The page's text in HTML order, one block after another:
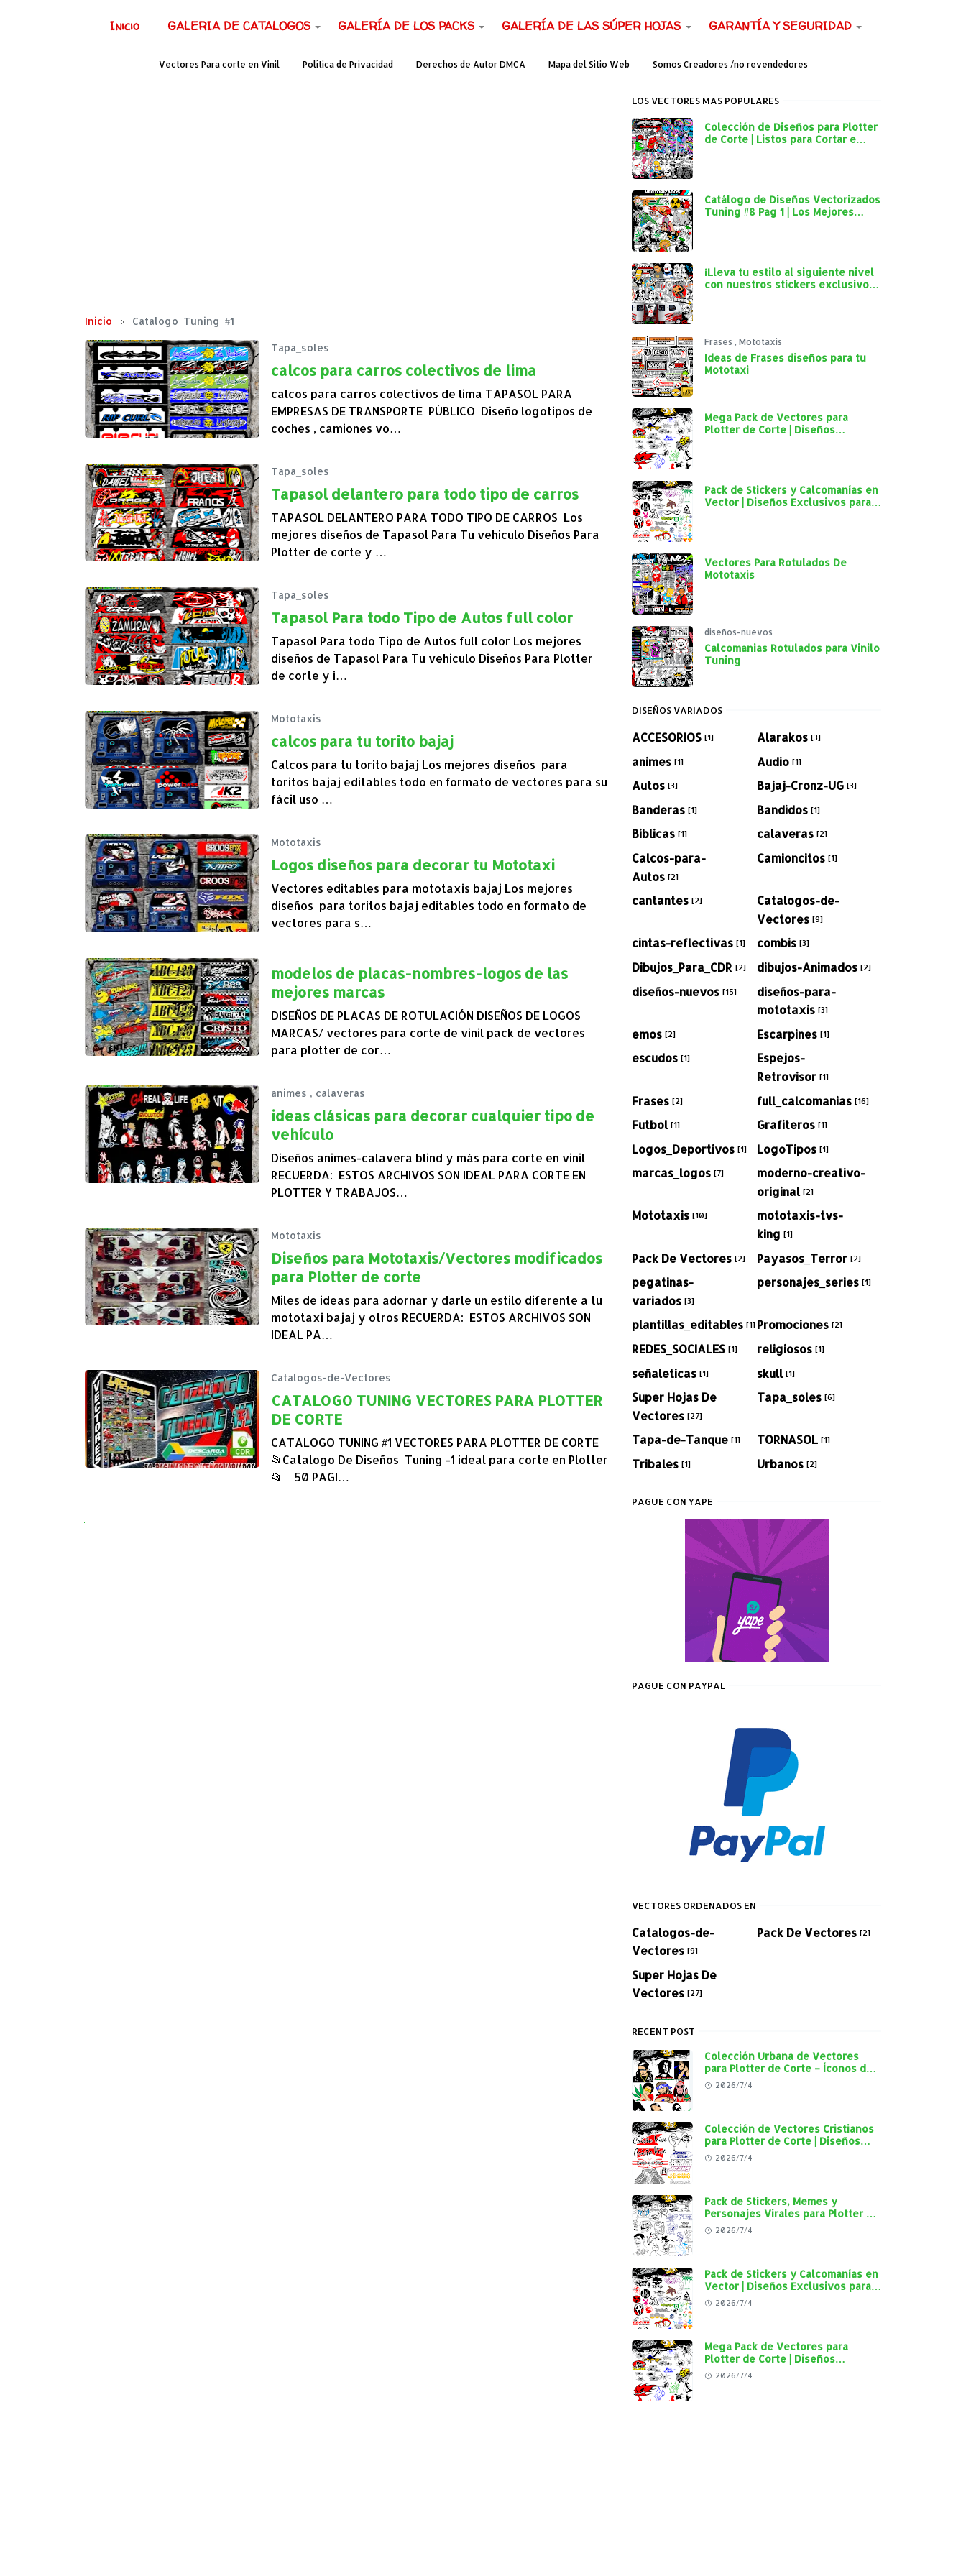
Inicio GALERIA DE CATALOGOS GALERÍA DE LOS PACKS GALERÍA DE LAS SÚPER HOJAS GARANTÍA Y SEGURIDAD
Vectores Para corte en Vinil Política de Privacidad Derechos de Autor DMCA Mapa del Sitio Web Somos Creadores /no revendedores
Inicio Catalogo_Tuning_#1
Tapa_soles
calcos para carros colectivos de lima
calcos para carros colectivos de lima TAPASOL PARA
EMPRESAS DE TRANSPORTE PÚBLICO Diseño logotipos de
coches , camiones vo…
Tapa_soles
Tapasol delantero para todo tipo de carros
TAPASOL DELANTERO PARA TODO TIPO DE CARROS Los
mejores diseños de Tapasol Para Tu vehiculo Diseños Para
Plotter de corte y …
Tapa_soles
Tapasol Para todo Tipo de Autos full color
Tapasol Para todo Tipo de Autos full color Los mejores
diseños de Tapasol Para Tu vehiculo Diseños Para Plotter
de corte y i…
Mototaxis
calcos para tu torito bajaj
Calcos para tu torito bajaj Los mejores diseños para
toritos bajaj editables todo en formato de vectores para su
fácil uso …
Mototaxis
Logos diseños para decorar tu Mototaxi
Vectores editables para mototaxis bajaj Los mejores
diseños para toritos bajaj editables todo en formato de
vectores para s…
modelos de placas-nombres-logos de las
mejores marcas
DISEÑOS DE PLACAS DE ROTULACIÓN DISEÑOS DE LOGOS
MARCAS/ vectores para corte de vinil pack de vectores
para plotter de cor…
animes , calaveras
ideas clásicas para decorar cualquier tipo de
vehículo
Diseños animes-calavera blind y más para corte en vinil
RECUERDA: ESTOS ARCHIVOS SON IDEAL PARA CORTE EN
PLOTTER Y TRABAJOS…
Mototaxis
Diseños para Mototaxis/Vectores modificados
para Plotter de corte
Miles de ideas para adornar y darle un estilo diferente a tu
mototaxi bajaj y otros RECUERDA: ESTOS ARCHIVOS SON
IDEAL PA…
Catalogos-de-Vectores
CATALOGO TUNING VECTORES PARA PLOTTER
DE CORTE
CATALOGO TUNING #1 VECTORES PARA PLOTTER DE CORTE
📂Catalogo De Diseños Tuning -1 ideal para corte en Plotter
📂 50 PAGI…
LOS VECTORES MAS POPULARES
Colección de Diseños para Plotter
de Corte | Listos para Cortar e
Catálogo de Diseños Vectorizados
Tuning #8 Pag 1 | Los Mejores
¡Lleva tu estilo al siguiente nivel
con nuestros stickers exclusivos
Frases , Mototaxis
Ideas de Frases diseños para tu
Mototaxi
Mega Pack de Vectores para
Plotter de Corte | Diseños
Pack de Stickers y Calcomanías en
Vector | Diseños Exclusivos para
Vectores Para Rotulados De
Mototaxis
diseños-nuevos
Calcomanias Rotulados para Vinilo
Tuning
DISEÑOS VARIADOS
ACCESORIOS [1] Alarakos [3]
animes [1] Audio [1]
Autos [3] Bajaj-Cronz-UG [3]
Banderas [1] Bandidos [1]
Biblicas [1] calaveras [2]
Calcos-para-
Autos [2]
Camioncitos [1]
cantantes [2]
Catalogos-de-
Vectores [9]
cintas-reflectivas [1] combis [3]
Dibujos_Para_CDR [2] dibujos-Animados [2]
diseños-nuevos [15]
diseños-para-
mototaxis [3]
emos [2] Escarpines [1]
escudos [1]
Espejos-
Retrovisor [1]
Frases [2] full_calcomanias [16]
Futbol [1] Grafiteros [1]
Logos_Deportivos [1] LogoTipos [1]
marcas_logos [7]
moderno-creativo-
original [2]
Mototaxis [10]
mototaxis-tvs-
king [1]
Pack De Vectores [2] Payasos_Terror [2]
pegatinas-
variados [3]
personajes_series [1]
plantillas_editables [1] Promociones [2]
REDES_SOCIALES [1] religiosos [1]
señaleticas [1] skull [1]
Super Hojas De
Vectores [27]
Tapa_soles [6]
Tapa-de-Tanque [1] TORNASOL [1]
Tribales [1] Urbanos [2]
PAGUE CON YAPE
PAGUE CON PAYPAL
VECTORES ORDENADOS EN
Catalogos-de-
Vectores [9]
Pack De Vectores [2]
Super Hojas De
Vectores [27]
RECENT POST
Colección Urbana de Vectores
para Plotter de Corte – Íconos del
Rap, Reggae y Cultura Street en
Alta Calidad
2026/7/4
Colección de Vectores Cristianos
para Plotter de Corte | Diseños
"Cristo Vive", "Jesús Vive" y
Virgen de Guadalupe en Alta
2026/7/4
Pack de Stickers, Memes y
Personajes Virales para Plotter de
Corte | Diseños en Alta Calidad
2026/7/4
Pack de Stickers y Calcomanías en
Vector | Diseños Exclusivos para
Plotter de Corte y Personalización
Automotriz
2026/7/4
Mega Pack de Vectores para
Plotter de Corte | Diseños
Exclusivos para Personalización
Automotriz
2026/7/4